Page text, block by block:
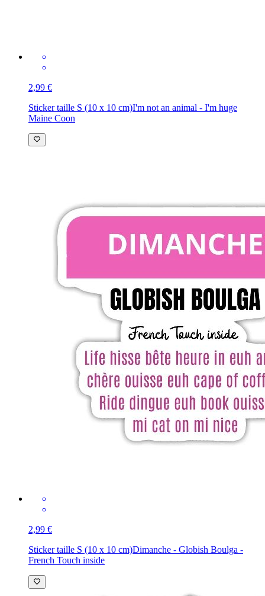
2,99 €
Sticker taille S (10 x 10 cm)I'm not an animal - I'm huge
Maine Coon
2,99 €
Sticker taille S (10 x 10 cm)Dimanche - Globish Boulga -
French Touch inside